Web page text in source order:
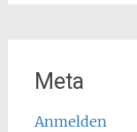
Meta
Anmelden